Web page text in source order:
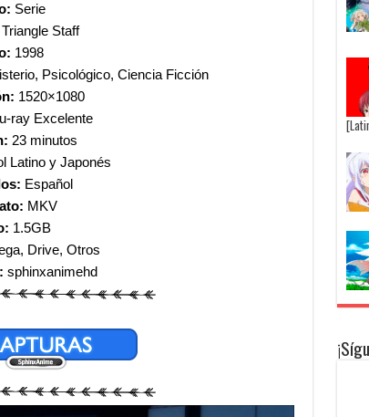
Serie
Triangle Staff
1998
Psicológico, Ciencia Ficción
1520×1080
ray Excelente
23 minutos
Latino y Japonés
Español
MKV
1.5GB
Drive, Otros
sphinxanimehd